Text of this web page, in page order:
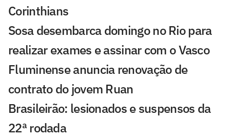
Corinthians
Sosa desembarca domingo no Rio para
realizar exames e assinar com o Vasco
Fluminense anuncia renovação de
contrato do jovem Ruan
Brasileirão: lesionados e suspensos da
22ª rodada